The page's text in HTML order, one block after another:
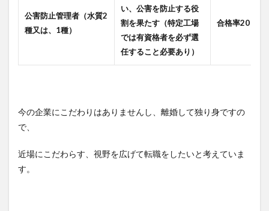
公害防止管理者（水質2
種又は、1種）
い、公害を防止する役
割を果たす（特定工場
では有資格者を必ず選
任すること必要あり）
合格率20％
今の企業にこだわりはありませんし、離婚して独り身ですの
で、
近場にこだわらす、視野を広げて転職をしたいと考えていま
す。